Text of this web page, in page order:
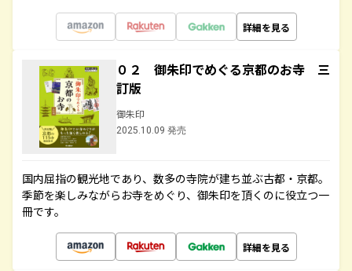
詳細を見る
０２ 御朱印でめぐる京都のお寺 三
訂版
御朱印
2025.10.09 発売
国内屈指の観光地であり、数多の寺院が建ち並ぶ古都・京都。
季節を楽しみながらお寺をめぐり、御朱印を頂くのに役立つ一
冊です。
詳細を見る